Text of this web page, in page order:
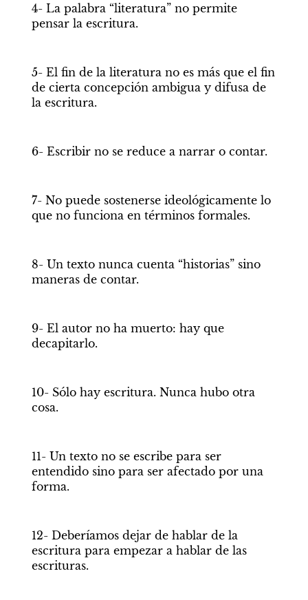
4- La palabra “literatura” no permite
pensar la escritura.
5- El fin de la literatura no es más que el fin
de cierta concepción ambigua y difusa de
la escritura.
6- Escribir no se reduce a narrar o contar.
7- No puede sostenerse ideológicamente lo
que no funciona en términos formales.
8- Un texto nunca cuenta “historias” sino
maneras de contar.
9- El autor no ha muerto: hay que
decapitarlo.
10- Sólo hay escritura. Nunca hubo otra
cosa.
11- Un texto no se escribe para ser
entendido sino para ser afectado por una
forma.
12- Deberíamos dejar de hablar de la
escritura para empezar a hablar de las
escrituras.